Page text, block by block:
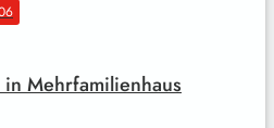
Mehrfamilienhaus